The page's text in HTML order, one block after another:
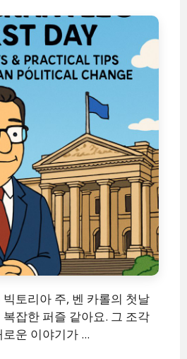
토리아 주, 벤 카롤의 첫날
잡한 퍼즐 같아요. 그 조각
운 이야기가 ...